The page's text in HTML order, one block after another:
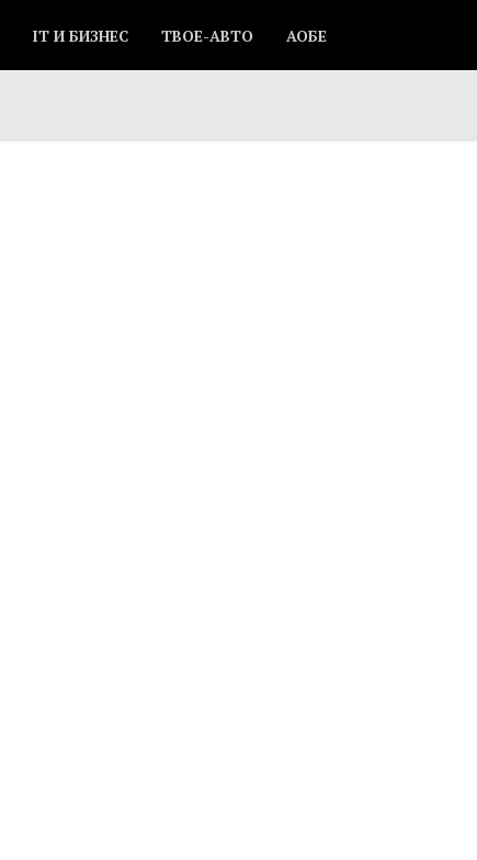
IT И БИЗНЕС ТВОЕ-АВТО АОБЕ